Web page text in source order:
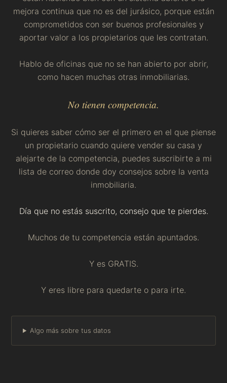
mejora continua que no es del jurásico, porque están
comprometidos con ser buenos profesionales y
aportar valor a los propietarios que les contratan.
Hablo de oficinas que no se han abierto por abrir,
como hacen muchas otras inmobiliarias.
No tienen competencia.
Si quieres saber cómo ser el primero en el que piense
un propietario cuando quiere vender su casa y
alejarte de la competencia, puedes suscribirte a mi
lista de correo donde doy consejos sobre la venta
inmobiliaria.
Día que no estás suscrito, consejo que te pierdes.
Muchos de tu competencia están apuntados.
Y es GRATIS.
Y eres libre para quedarte o para irte.
Algo más sobre tus datos